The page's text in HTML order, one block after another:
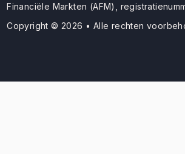
Financiële Markten (AFM),
Copyright © 2026 • Alle rechten